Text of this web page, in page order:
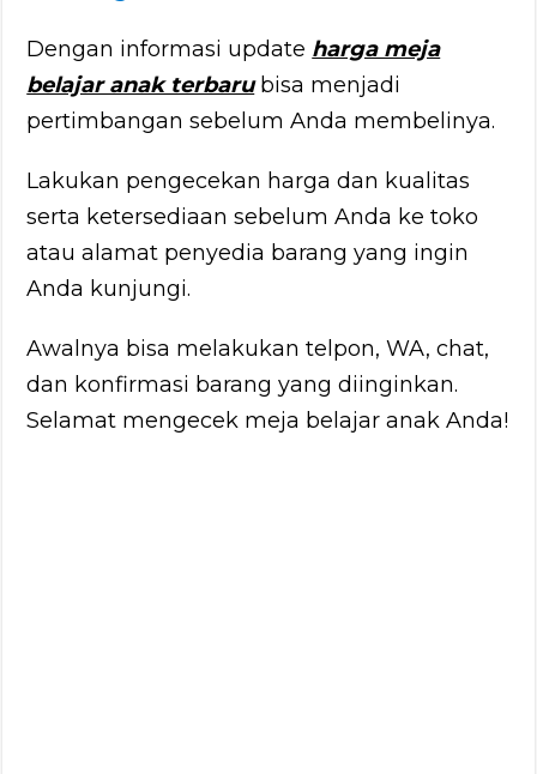
Dengan informasi update harga meja
belajar anak terbarubisa menjadi
pertimbangan sebelum Anda membelinya.
Lakukan pengecekan harga dan kualitas
serta ketersediaan sebelum Anda ke toko
atau alamat penyedia barang yang ingin
Anda kunjungi.
Awalnya bisa melakukan telpon, WA, chat,
dan konfirmasi barang yang diinginkan.
Selamat mengecek meja belajar anak Anda!